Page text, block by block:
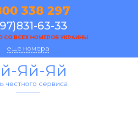
338 297
63-33
СО ВСЕХ НОМЕРОВ УКРАИНЫ
еще номера
Яй-Яй
честного сервиса